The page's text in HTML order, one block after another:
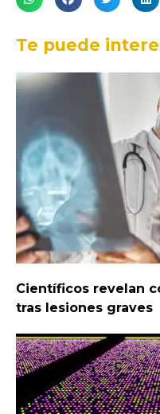
Te puede
Científicos revelan
tras lesiones graves